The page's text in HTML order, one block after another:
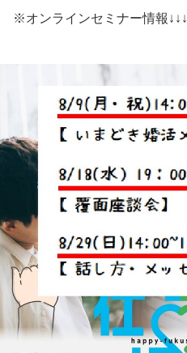
※オンラインセミナー情報↓↓↓